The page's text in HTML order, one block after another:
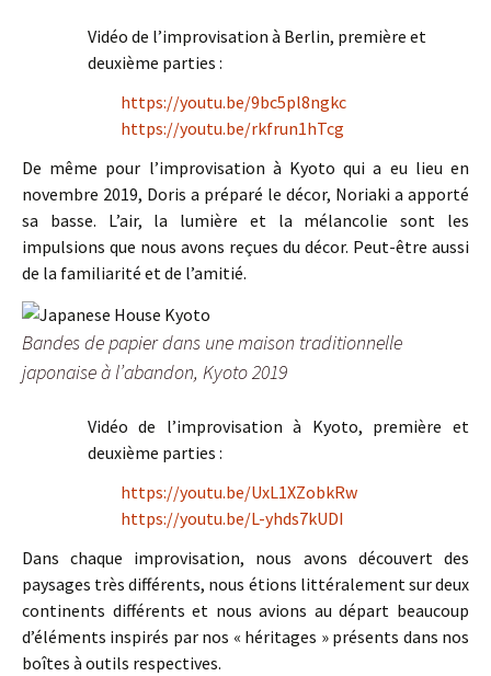
Vidéo de l’improvisation à Berlin, première et
deuxième parties :
https://youtu.be/9bc5pl8ngkc
https://youtu.be/rkfrun1hTcg
De même pour l’improvisation à Kyoto qui a eu lieu en
novembre 2019, Doris a préparé le décor, Noriaki a apporté
sa basse. L’air, la lumière et la mélancolie sont les
impulsions que nous avons reçues du décor. Peut-être aussi
de la familiarité et de l’amitié.
Bandes de papier dans une maison traditionnelle
japonaise à l’abandon, Kyoto 2019
Vidéo de l’improvisation à Kyoto, première et
deuxième parties :
https://youtu.be/UxL1XZobkRw
https://youtu.be/L-yhds7kUDI
Dans chaque improvisation, nous avons découvert des
paysages très différents, nous étions littéralement sur deux
continents différents et nous avions au départ beaucoup
d’éléments inspirés par nos « héritages » présents dans nos
boîtes à outils respectives.